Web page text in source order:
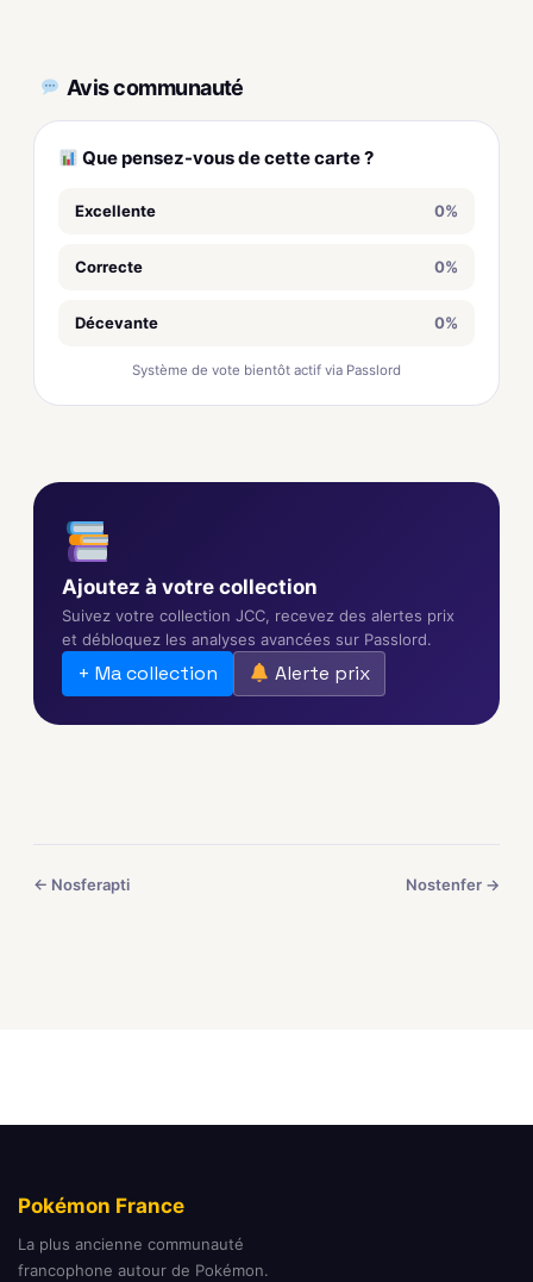
Avis communauté
Que pensez-vous de cette carte ?
Excellente 0%
Correcte 0%
Décevante 0%
Système de vote bientôt actif via Passlord
Ajoutez à votre collection
Suivez votre collection JCC, recevez des alertes prix
et débloquez les analyses avancées sur Passlord.
+ Ma collection Alerte prix
← Nosferapti Nostenfer →
Pokémon France
La plus ancienne communauté
francophone autour de Pokémon.